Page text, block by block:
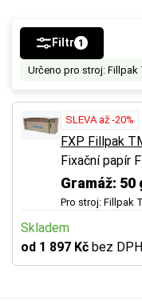
Filtr 1
Určeno pro stroj: Fillpak
SLEVA až -20%
FXP Fillpak
Fixační papír
Gramáž: 50
Pro stroj: Fillpak
Skladem
od 1 897 Kč bez DPH